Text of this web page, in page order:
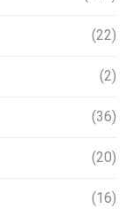
(22)
(2)
(36)
(20)
(16)